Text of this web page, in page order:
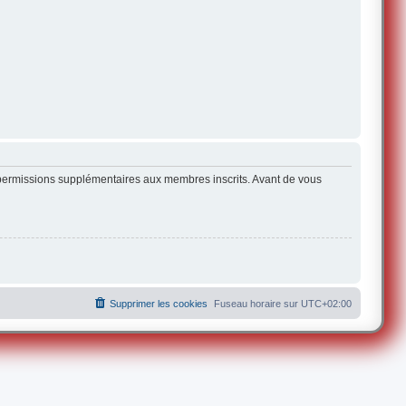
supplémentaires aux membres inscrits. Avant de vous
Fuseau horaire sur UTC+02:00
Supprimer les cookies